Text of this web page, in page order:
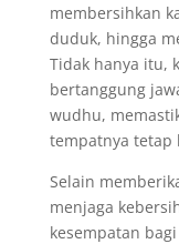
membersihkan
duduk, hingga
Tidak hanya itu,
bertanggung
wudhu,
tempatnya tetap
Selain
menjaga
kesempatan